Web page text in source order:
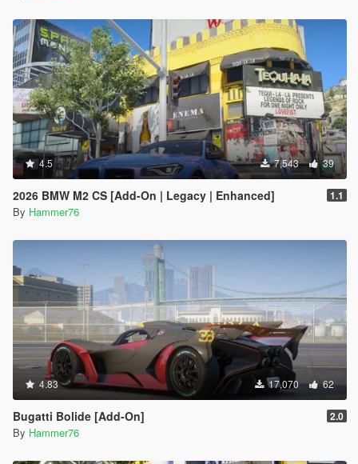
4.5 7,543 39
2026 BMW M2 CS [Add-On | Legacy | Enhanced] 1.1
By Hammer76
4.83 17,070 62
Bugatti Bolide [Add-On] 2.0
By Hammer76